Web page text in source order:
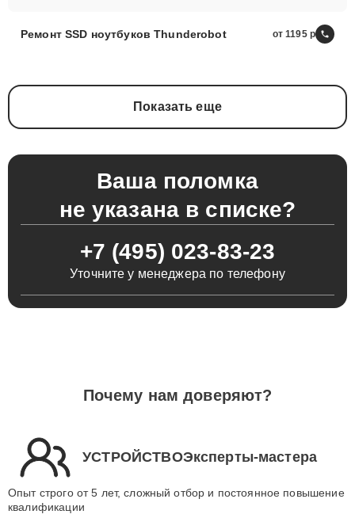
Ремонт SSD ноутбуков Thunderobot от 1195
Показать еще
Ваша поломка
не указана в списке?
+7 (495) 023-83-23
Уточните у менеджера по телефону
Почему нам доверяют?
УСТРОЙСТВОЭксперты-мастера
Опыт строго от 5 лет, сложный отбор и постоянное повышение
квалификации